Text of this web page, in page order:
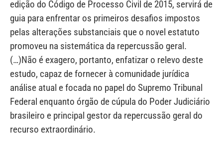
edição do Código de Processo Civil de 2015, servirá de
guia para enfrentar os primeiros desafios impostos
pelas alterações substanciais que o novel estatuto
promoveu na sistemática da repercussão geral.
(…)Não é exagero, portanto, enfatizar o relevo deste
estudo, capaz de fornecer à comunidade jurídica
análise atual e focada no papel do Supremo Tribunal
Federal enquanto órgão de cúpula do Poder Judiciário
brasileiro e principal gestor da repercussão geral do
recurso extraordinário.